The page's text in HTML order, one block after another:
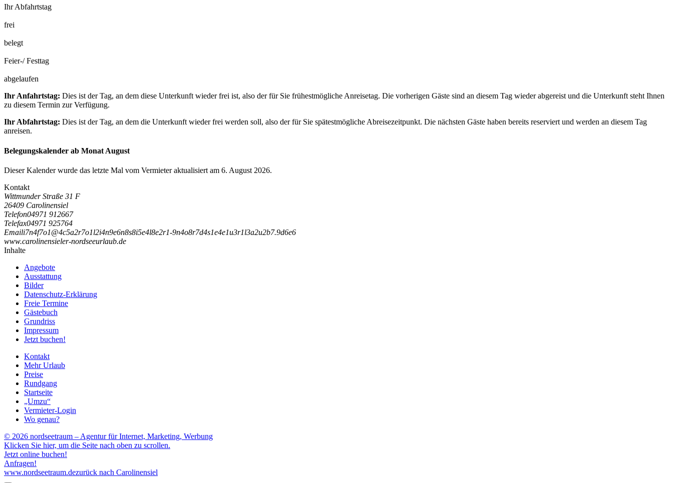
Ihr Abfahrtstag
frei
belegt
Feier-/ Festtag
abgelaufen
Ihr Anfahrtstag: Dies ist der Tag, an dem diese Unterkunft wieder frei ist, also der für Sie frühestmögliche Anreisetag. Die vorherigen Gäste sind an diesem Tag wieder abgereist und die Unterkunft steht Ihnen
zu diesem Termin zur Verfügung.
Ihr Abfahrtstag: Dies ist der Tag, an dem die Unterkunft wieder frei werden soll, also der für Sie spätestmögliche Abreisezeitpunkt. Die nächsten Gäste haben bereits reserviert und werden an diesem Tag
anreisen.
Belegungskalender ab Monat August
Dieser Kalender wurde das letzte Mal vom Vermieter aktualisiert am 6. August 2026.
Kontakt
Wittmunder Straße 31 F
26409 Carolinensiel
Telefon04971 912667
Telefax04971 925764
Emaili7n4f7o1@4c5a2r7o1l2i4n9e6n8s8i5e4l8e2r1-9n4o8r7d4s1e4e1u3r1l3a2u2b7.9d6e6
www.carolinensieler-nordseeurlaub.de
Inhalte
Angebote
Ausstattung
Bilder
Datenschutz-Erklärung
Freie Termine
Gästebuch
Grundriss
Impressum
Jetzt buchen!
Kontakt
Mehr Urlaub
Preise
Rundgang
Startseite
„Umzu“
Vermieter-Login
Wo genau?
© 2026 nordseetraum – Agentur für Internet, Marketing, Werbung
Klicken Sie hier, um die Seite nach oben zu scrollen.
Jetzt online buchen!
Anfragen!
www.nordseetraum.dezurück nach Carolinensiel